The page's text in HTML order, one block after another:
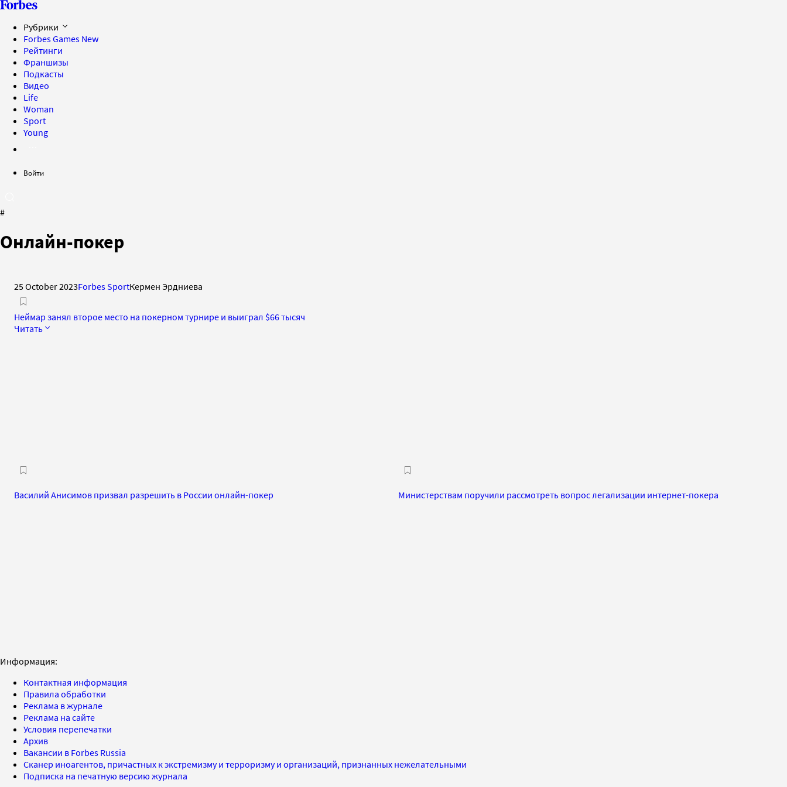
Рубрики
Forbes Games New
Рейтинги
Франшизы
Подкасты
Видео
Life
Woman
Sport
Young
Войти
#
Онлайн-покер
25 October 2023Forbes SportКермен Эрдниева
Неймар занял второе место на покерном турнире и выиграл $66 тысяч
Читать
Василий Анисимов призвал разрешить в России онлайн-покер Министерствам поручили рассмотреть вопрос легализации интернет-покера
Информация:
Контактная информация
Правила обработки
Реклама в журнале
Реклама на сайте
Условия перепечатки
Архив
Вакансии в Forbes Russia
Сканер иноагентов, причастных к экстремизму и терроризму и организаций, признанных нежелательными
Подписка на печатную версию журнала